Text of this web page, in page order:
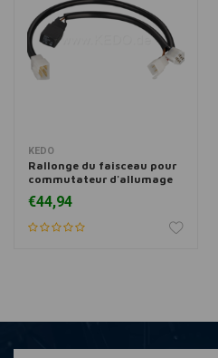
KEDO
Rallonge du faisceau pour
commutateur d'allumage
€44,94